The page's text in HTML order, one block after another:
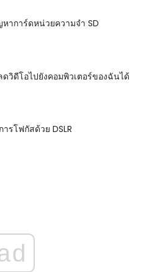
าการ์ดหน่วยความจำ SD
วิดีโอไปยังคอมพิวเตอร์ของฉันได้
รโฟกัสด้วย DSLR